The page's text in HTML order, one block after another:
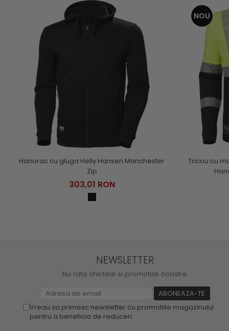
Hanorac cu gluga Helly Hansen Manchester
Zip
303,01 RON
NOU
Tricou cu
NEWSLETTER
Nu rata ofertele si promotiile noastre
Vreau sa primesc newsletter cu promotiile magazinului
pentru a beneficia de reduceri.